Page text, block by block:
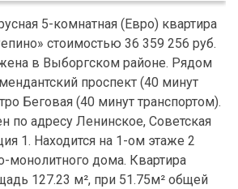
5-комнатная (Евро) квартира
стоимостью 36 359 256 руб.
в Выборгском районе. Рядом
проспект (40 минут
Беговая (40 минут транспортом).
по адресу Ленинское, Советская
1. Находится на 1-ом этаже 2
монолитного дома. Квартира
127.23 м², при 51.75м² общей